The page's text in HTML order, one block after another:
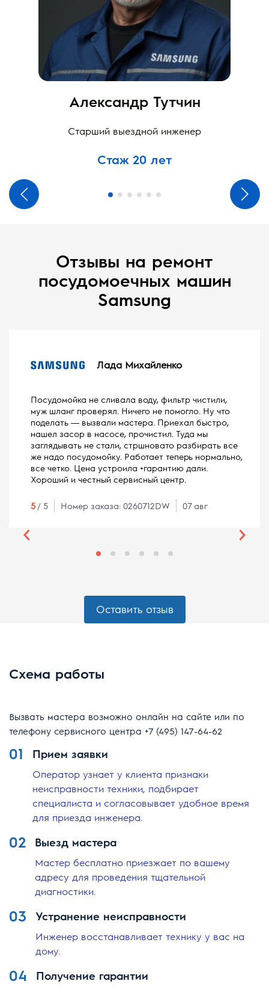
Александр Тутчин
Старший выездной инженер
Стаж 20 лет
Отзывы на ремонт
посудомоечных машин
Samsung
Лада Михайленко
Посудомойка не сливала воду, фильтр чистили,
муж шланг проверял. Ничего не помогло. Ну что
поделать ― вызвали мастера. Приехал быстро,
нашел засор в насосе, прочистил. Туда мы
заглядывать не стали, стршновато разбирать все
же надо посудомойку. Работает теперь нормально,
все четко. Цена устроила +гарантию дали.
Хороший и честный сервисный центр.
5 / 5 Номер заказа: 0260712DW 07 авг
Оставить отзыв
Схема работы
Вызвать мастера возможно онлайн на сайте или по
телефону сервисного центра +7 (495) 147-64-62
01 Прием заявки
Оператор узнает у клиента признаки
неисправности техники, подбирает
специалиста и согласовывает удобное время
для приезда инженера.
02 Выезд мастера
Мастер бесплатно приезжает по вашему
адресу для проведения тщательной
диагностики.
03 Устранение неисправности
Инженер восстанавливает технику у вас на
дому.
04 Получение гарантии